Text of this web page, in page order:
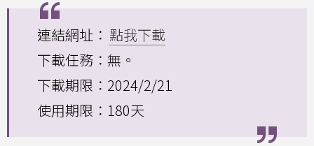
連結網址： 點我下載
下載任務：無。
下載期限：2024/2/21
使用期限：180天